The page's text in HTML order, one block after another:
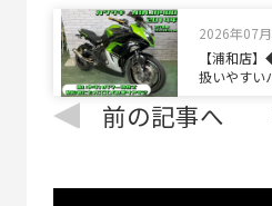
2026年07
【浦和店
扱いやすい
前の記事へ